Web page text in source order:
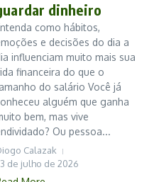
dinheiro
como hábitos,
e decisões do dia a
influenciam muito mais sua
financeira do que o
do salário Você já
alguém que ganha
bem, mas vive
Ou pessoa...
Calazak
de julho de 2026